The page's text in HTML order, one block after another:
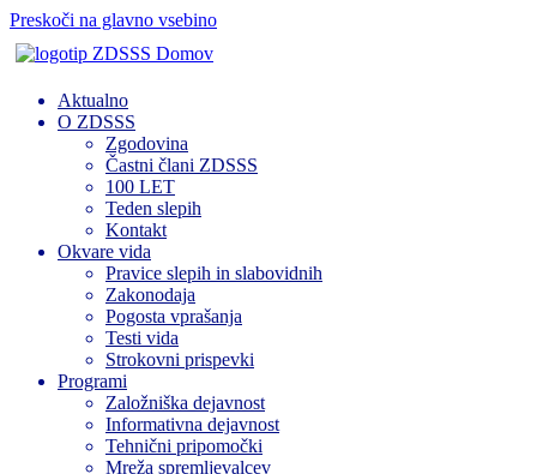
Preskoči na glavno vsebino
Domov
Aktualno
O ZDSSS
Zgodovina
Častni člani ZDSSS
100 LET
Teden slepih
Kontakt
Okvare vida
Pravice slepih in slabovidnih
Zakonodaja
Pogosta vprašanja
Testi vida
Strokovni prispevki
Programi
Založniška dejavnost
Informativna dejavnost
Tehnični pripomočki
Mreža spremljevalcev